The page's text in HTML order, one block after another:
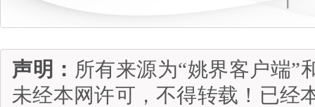
声明： 所有来源为“姚界客户端”
未经本网许可，不得转载！已经